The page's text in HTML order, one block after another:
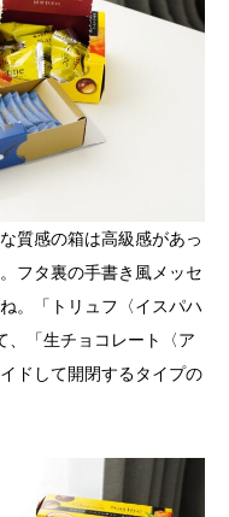
質感の箱は高級感があっ
フタ裏の手書き風メッセ
。「トリュフ〈イスパハ
、「生チョコレート〈ア
ドして開閉するタイプの